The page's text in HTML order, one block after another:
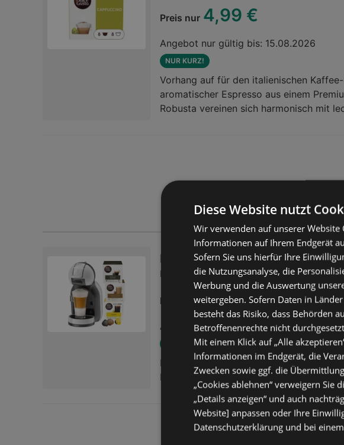
Preis nur 4,99 €
Angebot nur gültig bis: 15.08.2026
NUR KURZ!
Vorhang auf für den italienischen
aromatischer Espresso aus einem
Robusta vereinen sich harmonisch mit
Bohnen, die ihr vollmundiges Aroma
intensive Röstung entfalten
aus einem kräftigen Espresso und
pro Getränk) DEIN COFFEE-SHOP FÜR
Gusto® einfach und blitzschnell
25 leckeren Sorten genießen
NESCAFÉ® Dolce Gusto®
die innovative Smart-Kapsel für
Qualität in jeder Tasse
Krups KP123B.HB24.1AT
ne inkl. 48 Kaffeekapseln.
Preis nur 55,00 €
Angebot nur gültig bis: 15.08.2026
NUR KURZ!
Krups KP123B.HB24.1AT Dolce Gusto
Kaffeekapseln. Arctic Grey/Schwarz
Diese Website nutzt
Wir verwenden auf unserer
Informationen auf Ihrem Endgerät
Sofern Sie uns hierfür Ihre
die Nutzungsanalyse, die
Werbung und die Auswertung
weitergeben. Sofern Daten in
besteht das Risiko, dass Behörden
Betroffenenrechte nicht
Mit einem Klick auf „Alle
Informationen im Endgerät, die
Zwecken sowie ggf. die
„Cookies ablehnen“ verweigern Sie
„Details anzeigen“ und auch
Website] anpassen oder Ihre
Datenschutzerklärung und bei